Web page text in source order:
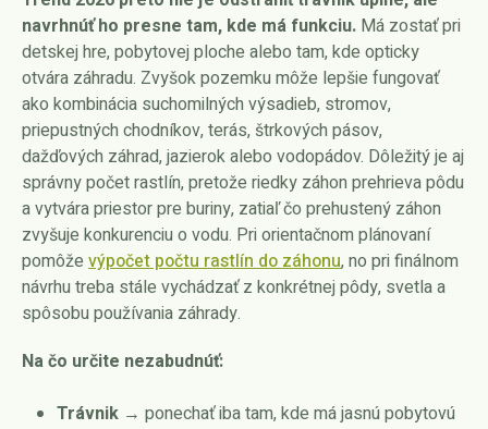
navrhnúť ho presne tam, kde má funkciu. Má zostať pri
detskej hre, pobytovej ploche alebo tam, kde opticky
otvára záhradu. Zvyšok pozemku môže lepšie fungovať
ako kombinácia suchomilných výsadieb, stromov,
priepustných chodníkov, terás, štrkových pásov,
dažďových záhrad, jazierok alebo vodopádov. Dôležitý je aj
správny počet rastlín, pretože riedky záhon prehrieva pôdu
a vytvára priestor pre buriny, zatiaľ čo prehustený záhon
zvyšuje konkurenciu o vodu. Pri orientačnom plánovaní
pomôže výpočet počtu rastlín do záhonu, no pri finálnom
návrhu treba stále vychádzať z konkrétnej pôdy, svetla a
spôsobu používania záhrady.
Na čo určite nezabudnúť:
Trávnik → ponechať iba tam, kde má jasnú pobytovú